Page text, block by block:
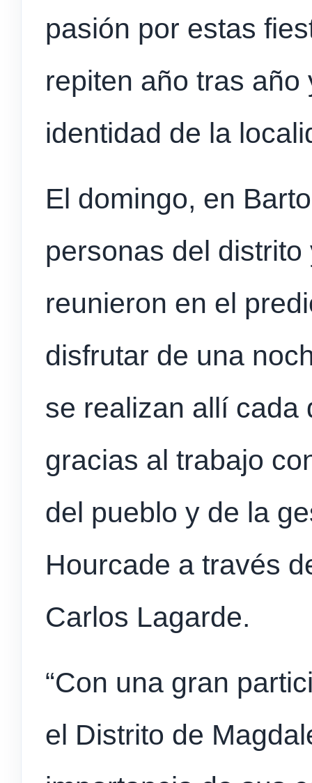
pasión por estas
repiten año tras
identidad de la
El domingo, en
personas del
reunieron en el
disfrutar de una
se realizan allí cada
gracias al trabajo
del pueblo y de la
Hourcade a través
Carlos Lagarde.
“Con una gran
el Distrito de